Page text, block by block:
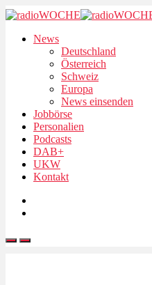
News
Deutschland
Österreich
Schweiz
Europa
News einsenden
Jobbörse
Personalien
Podcasts
DAB+
UKW
Kontakt